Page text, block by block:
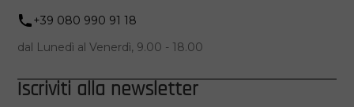
+39 080 990 91 18
dal Lunedì al Venerdì, 9.00 - 18.00
Iscriviti alla newsletter